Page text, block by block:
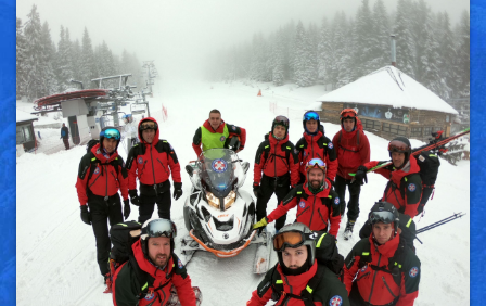
Oglasi
Galerija
Copyright© 2020
HopNaKop